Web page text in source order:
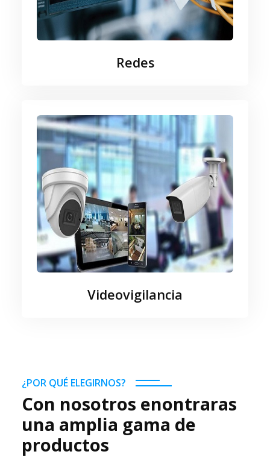
Redes
Videovigilancia
¿POR QUÉ ELEGIRNOS?
Con nosotros enontraras
una amplia gama de
productos